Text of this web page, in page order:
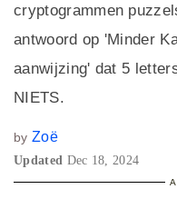
cryptogrammen
antwoord op 'Minder
aanwijzing' dat 5
NIETS.
by Zoë
Updated Dec 18, 2024